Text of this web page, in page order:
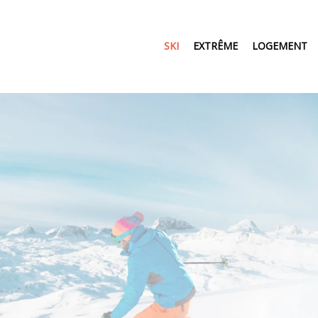
SKI EXTRÊME LOGEMENT